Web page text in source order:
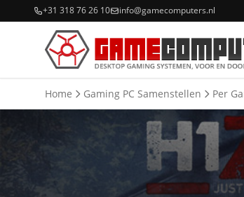
+31 318 76 26 10 info@gamecomputers.nl
Home Gaming PC Samenstellen Per